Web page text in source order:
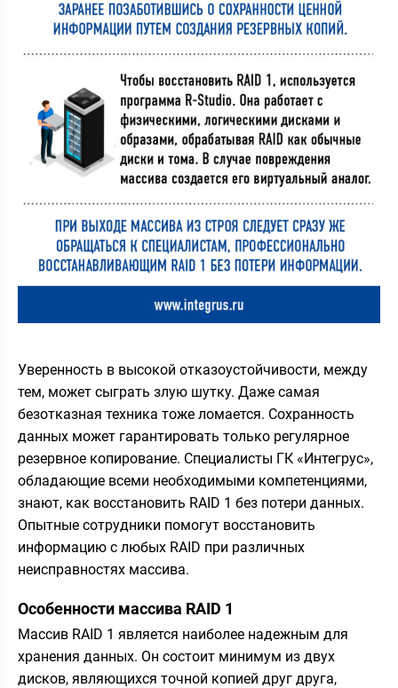
Уверенность в высокой отказоустойчивости, между
тем, может сыграть злую шутку. Даже самая
безотказная техника тоже ломается. Сохранность
данных может гарантировать только регулярное
резервное копирование. Специалисты ГК «Интегрус»,
обладающие всеми необходимыми компетенциями,
знают, как восстановить RAID 1 без потери данных.
Опытные сотрудники помогут восстановить
информацию с любых RAID при различных
неисправностях массива.
Особенности массива RAID 1
Массив RAID 1 является наиболее надежным для
хранения данных. Он состоит минимум из двух
дисков, являющихся точной копией друг друга,